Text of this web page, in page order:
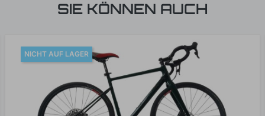
SIE KÖNNEN AUCH
NICHT AUF LAGER